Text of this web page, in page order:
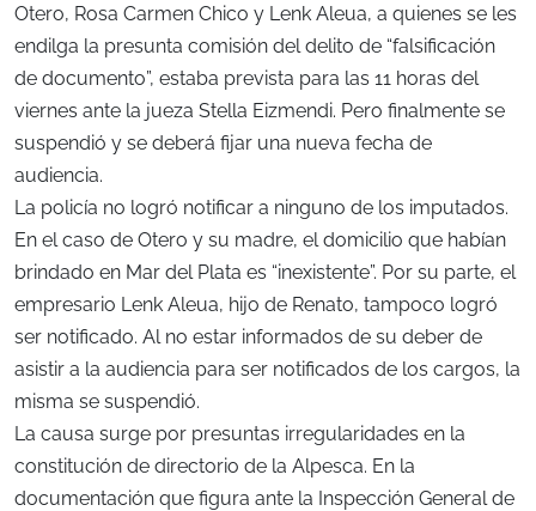
Otero, Rosa Carmen Chico y Lenk Aleua, a quienes se les
endilga la presunta comisión del delito de “falsificación
de documento”, estaba prevista para las 11 horas del
viernes ante la jueza Stella Eizmendi. Pero finalmente se
suspendió y se deberá fijar una nueva fecha de
audiencia.
La policía no logró notificar a ninguno de los imputados.
En el caso de Otero y su madre, el domicilio que habían
brindado en Mar del Plata es “inexistente”. Por su parte, el
empresario Lenk Aleua, hijo de Renato, tampoco logró
ser notificado. Al no estar informados de su deber de
asistir a la audiencia para ser notificados de los cargos, la
misma se suspendió.
La causa surge por presuntas irregularidades en la
constitución de directorio de la Alpesca. En la
documentación que figura ante la Inspección General de